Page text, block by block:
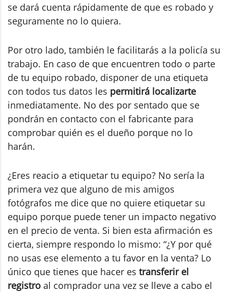
se dará cuenta rápidamente de que es robado y
seguramente no lo quiera.
Por otro lado, también le facilitarás a la policía su
trabajo. En caso de que encuentren todo o parte
de tu equipo robado, disponer de una etiqueta
con todos tus datos les permitirá localizarte
inmediatamente. No des por sentado que se
pondrán en contacto con el fabricante para
comprobar quién es el dueño porque no lo
harán.
¿Eres reacio a etiquetar tu equipo? No sería la
primera vez que alguno de mis amigos
fotógrafos me dice que no quiere etiquetar su
equipo porque puede tener un impacto negativo
en el precio de venta. Si bien esta afirmación es
cierta, siempre respondo lo mismo: “¿Y por qué
no usas ese elemento a tu favor en la venta? Lo
único que tienes que hacer es transferir el
registro al comprador una vez se lleve a cabo el